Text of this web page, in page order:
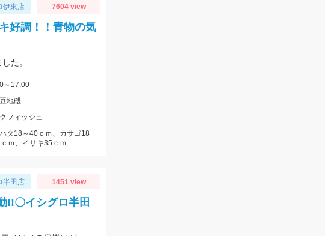
伊東店 7604 view
好調！！青物の気
た。
～17:00
地磯
フィッシュ
タ18～40ｃｍ、カサゴ18
ｍ、イサキ35ｃｍ
半田店 1451 view
!!〇イシグロ半田